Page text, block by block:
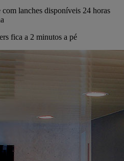
lanches disponíveis 24 horas
fica a 2 minutos a pé